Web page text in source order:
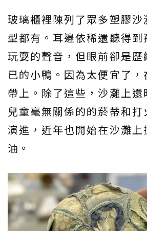
玻璃櫃裡陳列了眾多塑膠沙
型都有。耳邊依稀還聽得到
玩耍的聲音，但眼前卻是歷
已的小鴨。因為太便宜了，
帶上。除了這些，沙灘上
兒童毫無關係的的菸蒂和
演進，近年也開始在沙灘
油。